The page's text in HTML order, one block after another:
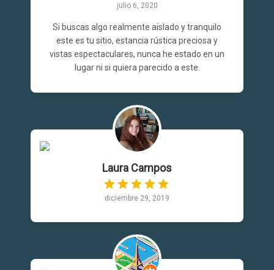
julio 6, 2020
Si buscas algo realmente aislado y tranquilo
este es tu sitio, estancia rústica preciosa y
vistas espectaculares, nunca he estado en un
lugar ni si quiera parecido a este.
Laura Campos
diciembre 29, 2019